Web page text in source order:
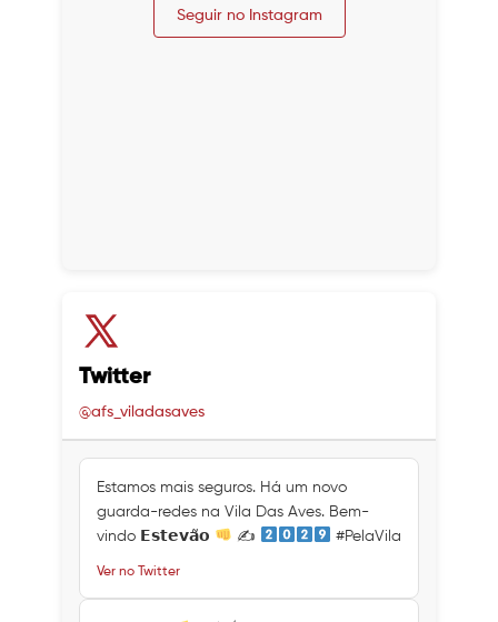
Seguir no Instagram
Twitter
@afs_viladasaves
Estamos mais seguros. Há um novo
guarda-redes na Vila Das Aves. Bem-
vindo 𝗘𝘀𝘁𝗲𝘃𝗮̃𝗼
✍ #PelaVila
Ver no Twitter